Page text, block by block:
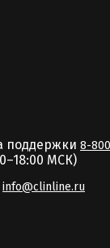
поддержки 8-
MCК)
info@clinline.ru